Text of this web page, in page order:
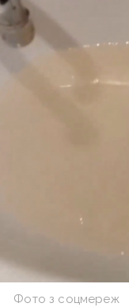
Фото з соцмереж